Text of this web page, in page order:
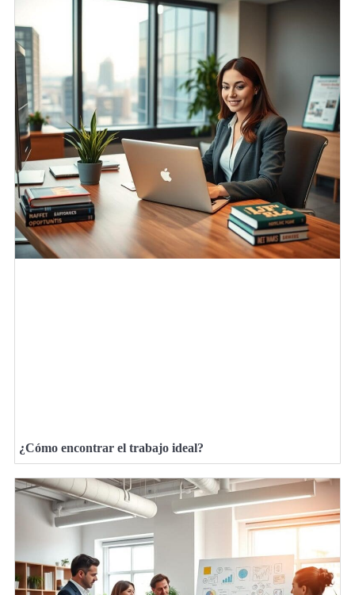
¿Cómo encontrar el trabajo ideal?